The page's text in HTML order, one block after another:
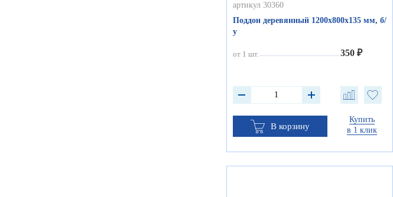
артикул 30360
Поддон деревянный 1200х800х135 мм, б/
у
от 1 шт. 350 ₽
В корзину
Купить
в 1 клик